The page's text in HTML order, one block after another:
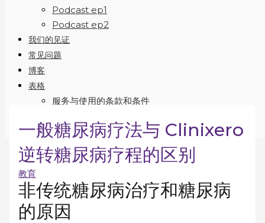
Podcast ep1
Podcast ep2
我们的见证
常见问题
博客
表格
服务与使用的条款和条件
EN
一般糖尿病疗法与 Clinixero
逆转糖尿病疗程的区别
教育
非传统糖尿病治疗和糖尿病
的原因